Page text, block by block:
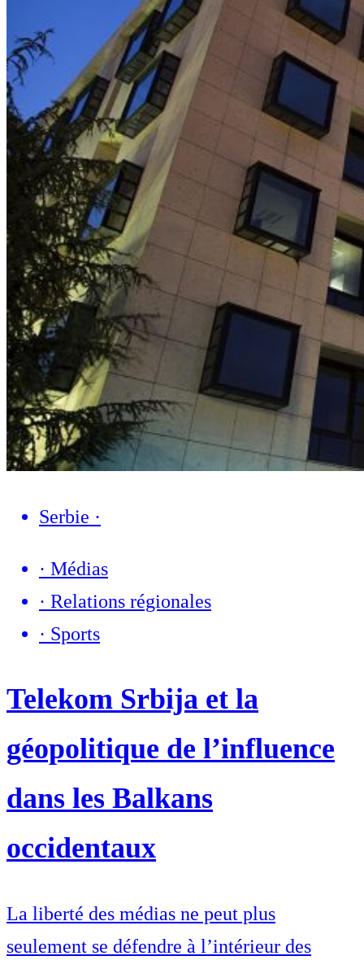
Serbie ·
· Médias
· Relations régionales
· Sports
Telekom Srbija et la
géopolitique de l’influence
dans les Balkans
occidentaux
La liberté des médias ne peut plus
seulement se défendre à l’intérieur des